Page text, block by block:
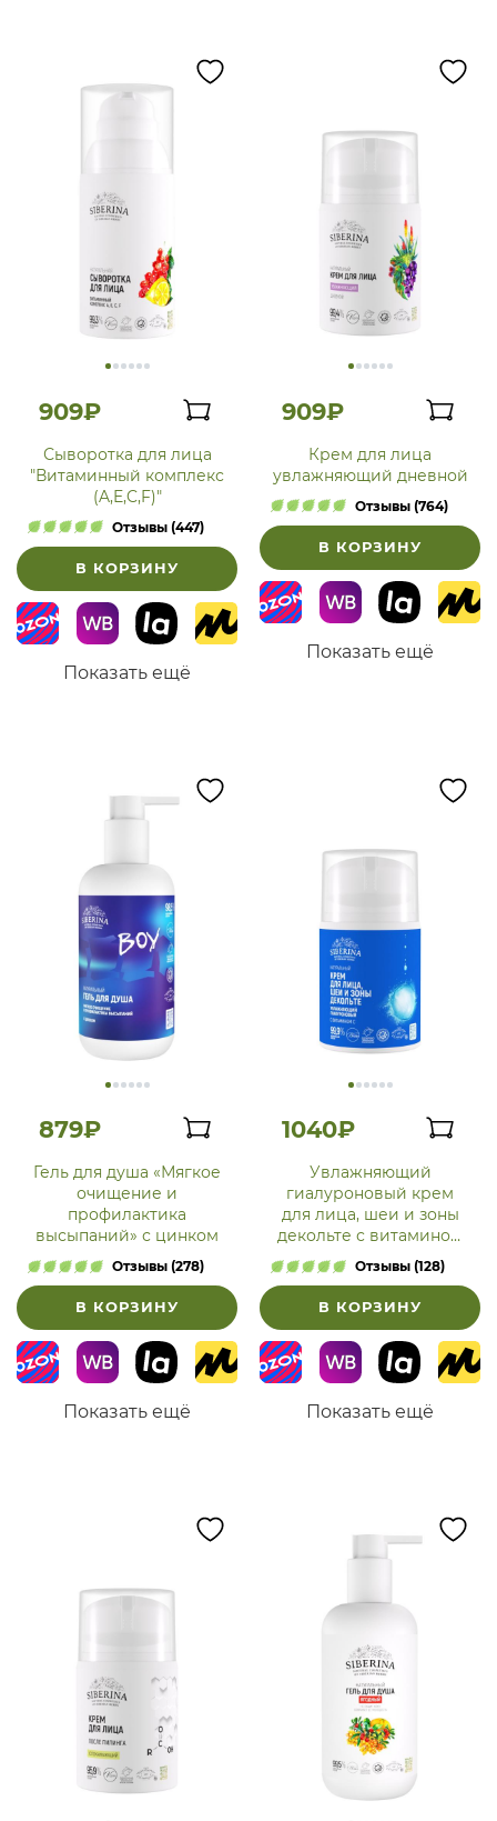
909₽
Сыворотка для лица
"Витаминный комплекс
(A,E,C,F)"
Отзывы (447)
В КОРЗИНУ
Показать ещё
909₽
Крем для лица
увлажняющий дневной
Отзывы (764)
В КОРЗИНУ
Показать ещё
879₽
Гель для душа «Мягкое
очищение и
профилактика
высыпаний» с цинком
Отзывы (278)
В КОРЗИНУ
Показать ещё
1040₽
Увлажняющий
гиалуроновый крем
для лица, шеи и зоны
декольте с витамином
Отзывы (128)
В КОРЗИНУ
Показать ещё